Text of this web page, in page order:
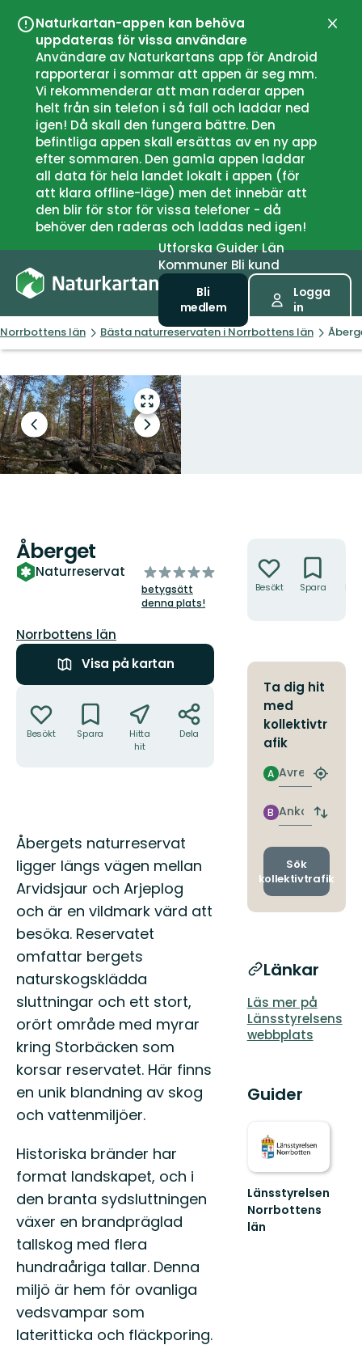
Naturkartan-appen kan behöva
uppdateras för vissa användare
Användare av Naturkartans app för Android
rapporterar i sommar att appen är seg mm.
Vi rekommenderar att man raderar appen
helt från sin telefon i så fall och laddar ned
igen! Då skall den fungera bättre. Den
befintliga appen skall ersättas av en ny app
efter sommaren. Den gamla appen laddar
all data för hela landet lokalt i appen (för
att klara offline-läge) men det innebär att
den blir för stor för vissa telefoner - då
behöver den raderas och laddas ned igen!
UtforskaGuiderLän
Kommuner Bli kund
Bli
medlem
Logga
in
Norrbottens län Bästa naturreservaten i Norrbottens län
Gå
till
helskärmsläge
Föregående
bild
Nästa
bildspel
Åberget
Naturreservat
av
5
stjärnor
betygsätt
denna plats!
Län:
Norrbottens län
Visa på kartan
Besökt Spara
Hitta
hit
Dela
Beskrivning
Åbergets naturreservat
ligger längs vägen mellan
Arvidsjaur och Arjeplog
och är en vildmark värd att
besöka. Reservatet
omfattar bergets
naturskogsklädda
sluttningar och ett stort,
orört område med myrar
kring Storbäcken som
korsar reservatet. Här finns
en unik blandning av skog
och vattenmiljöer.
Historiska bränder har
format landskapet, och i
den branta sydsluttningen
växer en brandpräglad
tallskog med flera
hundraåriga tallar. Denna
miljö är hem för ovanliga
vedsvampar som
lateritticka och fläckporing.
Besökt Spara
Ta dig hit
med
kollektivtr
afik
Avresa
A
Hitta
Ankomst
B
Byt
och
Sök
kollektivtrafik
Länkar
Läs mer på
Länsstyrelsens
webbplats
Guider
Länsstyrelsen
Norrbottens
län